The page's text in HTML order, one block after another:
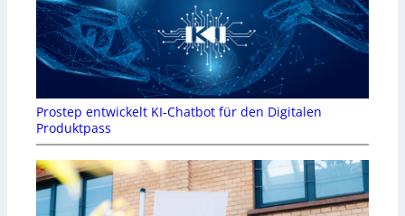
Prostep entwickelt KI-Chatbot für den Digitalen
Produktpass